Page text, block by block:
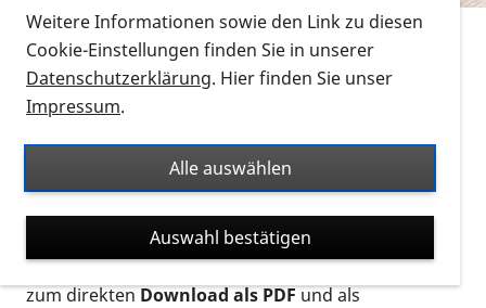
Thema Infomaterial auf der PRO RETINA-Website
für blinde und sehbehinderte Menschen an.
Auf dieser Seite finden Sie sämtliches Infomaterial
Ort. Nutzen Sie den Formatfilter, um ausschließlich
nach Flyern und Broschüren, Audios oder Videos zu
suchen. Die meisten Flyer und Broschüren werden in
verschiedenen Formaten angeboten: zur
postalischen Bestellung als gedruckte Variante
zum direktenDownload als PDFund als
Weitere Informationen sowie den Link zu diesen
Cookie-Einstellungen finden Sie in unserer
Datenschutzerklärung. Hier finden Sie unser
Impressum.
Alle auswählen
Auswahl bestätigen